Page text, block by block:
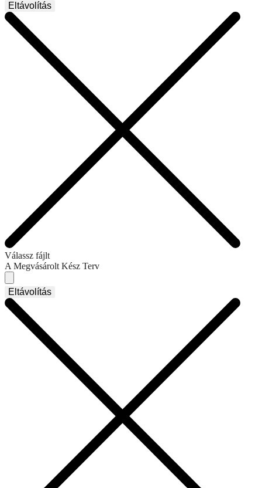
Eltávolítás
Válassz fájlt
A Megvásárolt Kész Terv
Eltávolítás